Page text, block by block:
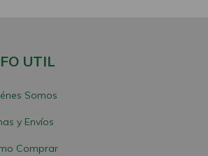
UTIL
Somos
y Envíos
Comprar